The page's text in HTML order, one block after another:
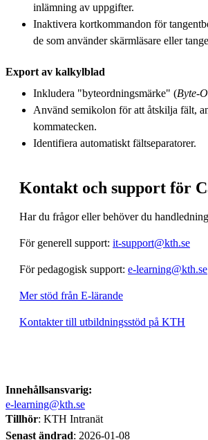
inlämning av uppgifter.
Inaktivera kortkommandon för
de som använder skärmläsare eller
Export av kalkylblad
Inkludera "byteordningsmärke" (Byte-
Använd semikolon för att åtskilja fält,
kommatecken.
Identifiera automatiskt fältseparatorer.
Kontakt och support för
Har du frågor eller behöver du
För generell support: it-support@kth.se
För pedagogisk support: e-learning@kth.se
Mer stöd från E-lärande
Kontakter till utbildningsstöd på KTH
Innehållsansvarig:
e-learning@kth.se
Tillhör: KTH Intranät
Senast ändrad: 2026-01-08